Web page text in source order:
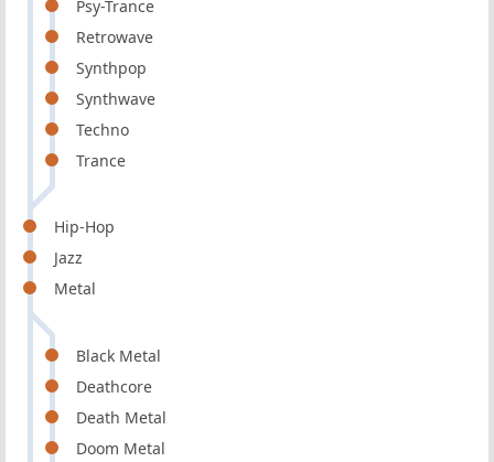
Psy-Trance
Retrowave
Synthpop
Synthwave
Techno
Trance
Hip-Hop
Jazz
Metal
Black Metal
Deathcore
Death Metal
Doom Metal